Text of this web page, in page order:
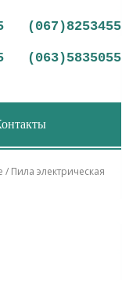
(067)8253455
(063)5835055
/ Пила электрическая